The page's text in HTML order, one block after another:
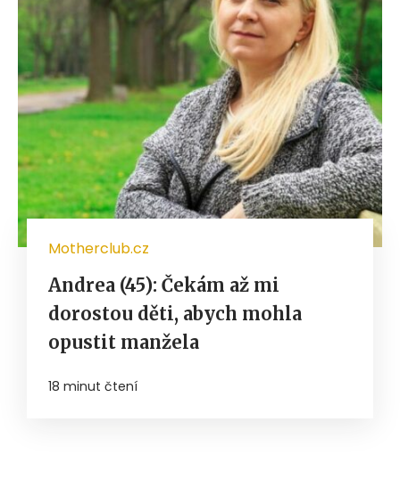
Motherclub.cz
Andrea (45): Čekám až mi
dorostou děti, abych mohla
opustit manžela
18 minut čtení